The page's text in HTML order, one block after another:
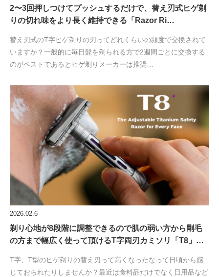
2〜3回押しつけてプッシュするだけで、替え刃式ヒゲ剃
りの切れ味をより長く維持できる「Razor Ri…
替え刃式のT字ヒゲ剃りの刃ってどれくらいの頻度で交換されて
いますか？一般的に毎日髭を剃られる方で2週間ごとに交換する
のがベストであるとヒゲ剃りメーカーは推奨…
2026.02.6
剃り心地が8段階に調整できるので肌の弱い方から剛毛
の方まで幅広く使って頂けるT字両刃カミソリ「T8」…
T字、T型のヒゲ剃りの替え刃って高くなったなって日頃から感
じておられたりしませんか？最近は食料品だけでなく日用品など